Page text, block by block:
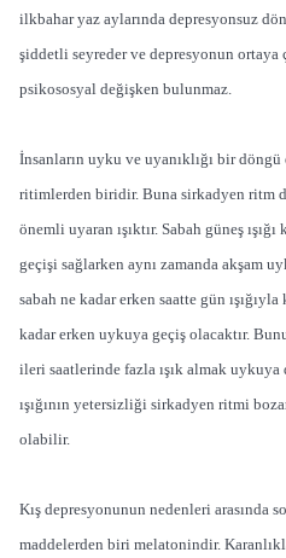
ilkbahar yaz aylarında depresyonsuz
şiddetli seyreder ve depresyonun ortaya
psikososyal değişken bulunmaz.
İnsanların uyku ve uyanıklığı bir
ritimlerden biridir. Buna sirkadyen ritm
önemli uyaran ışıktır. Sabah güneş
geçişi sağlarken aynı zamanda akşam
sabah ne kadar erken saatte gün
kadar erken uykuya geçiş olacaktır.
ileri saatlerinde fazla ışık almak
ışığının yetersizliği sirkadyen ritmi
olabilir.
Kış depresyonunun nedenleri arasında
maddelerden biri melatonindir.